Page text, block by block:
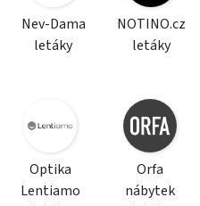
Nev-Dama
letáky
NOTINO.cz
letáky
Optika
Lentiamo
Orfa
nábytek